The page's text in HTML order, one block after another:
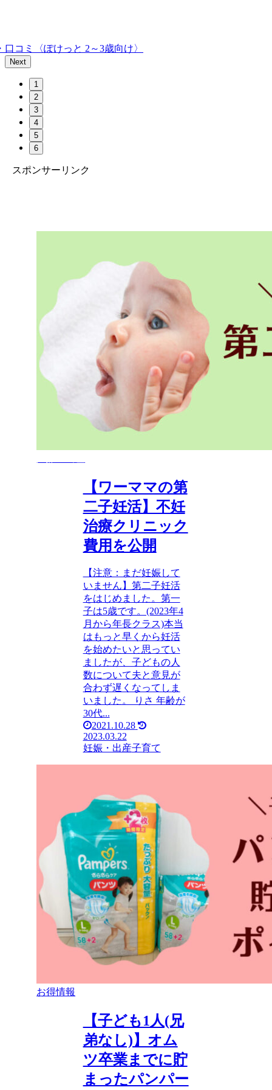
コミ〈ぽけっと 2～3歳向け〉
Next
1
2
3
4
5
6
スポンサーリンク
【ワーママの第
二子妊活】不妊
治療クリニック
費用を公開
【注意：まだ妊娠して
いません】第二子妊活
をはじめました。第一
子は5歳です。(2023年4
月から年長クラス)本当
はもっと早くから妊活
を始めたいと思ってい
ましたが、子どもの人
数について夫と意見が
合わず遅くなってしま
いました。 りさ 年齢が
30代...
2021.10.28
2023.03.22
妊娠・出産子育て
お得情報
【子ども1人(兄
弟なし)】オム
ツ卒業までに貯
まったパンパー